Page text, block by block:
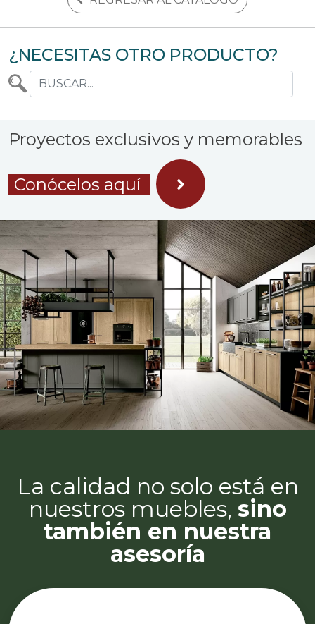
¿NECESITAS OTRO PRODUCTO?
Proyectos exclusivos y memorables
Conócelos aquí
La calidad no solo está en
nuestros muebles, sino
también en nuestra
asesoría